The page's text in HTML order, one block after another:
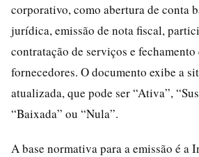
corporativo, como abertura de conta
jurídica, emissão de nota fiscal,
contratação de serviços e
fornecedores. O documento exibe a
atualizada, que pode ser “Ativa”,
“Baixada” ou “Nula”.
A base normativa para a emissão é a